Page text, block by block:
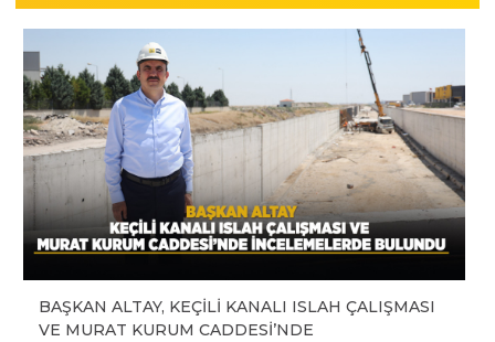
BAŞKAN ALTAY, KEÇİLİ KANALI ISLAH ÇALIŞMASI
VE MURAT KURUM CADDESİ’NDE